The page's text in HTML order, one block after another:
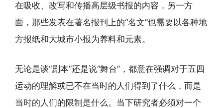
在吸收、改写和传播高层级书报的内容，另一方
面，那些发表在著名报刊上的“名文”也需要以各种地
方报纸和大城市小报为养料和元素。
无论是谈“剧本”还是说“舞台”，都意在强调对于五四
运动的理解或已不在当时的人们得到了什么，而是
当时的人们的限制是什么。当下研究者必须对一个